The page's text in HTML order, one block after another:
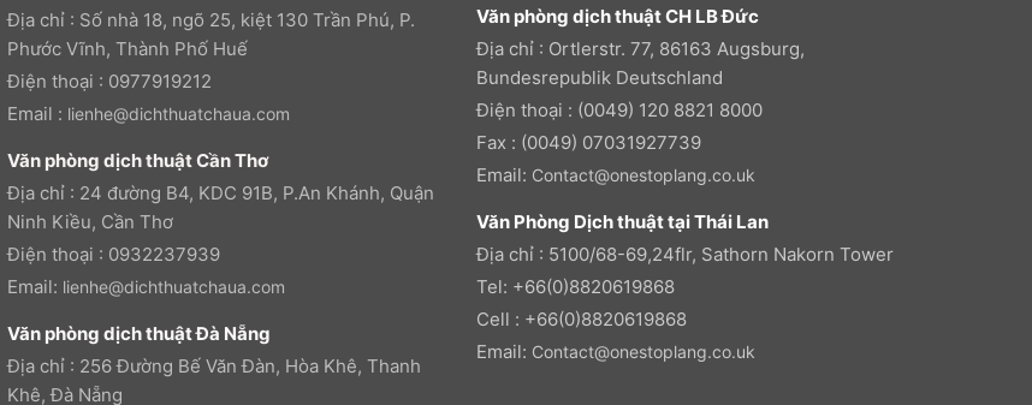
Địa chỉ : Số nhà 18, ngõ 25, kiệt 130 Trần Phú, P.
Phước Vĩnh, Thành Phố Huế
Điện thoại : 0977919212
Email : lienhe@dichthuatchaua.com
Văn phòng dịch thuật Cần Thơ
Địa chỉ : 24 đường B4, KDC 91B, P.An Khánh, Quận
Ninh Kiều, Cần Thơ
Điện thoại : 0932237939
Email: lienhe@dichthuatchaua.com
Văn phòng dịch thuật Đà Nẵng
Địa chỉ : 256 Đường Bế Văn Đàn, Hòa Khê, Thanh
Khê, Đà Nẵng
Văn phòng dịch thuật CH LB Đức
Địa chỉ : Ortlerstr. 77, 86163 Augsburg,
Bundesrepublik Deutschland
Điện thoại : (0049) 120 8821 8000
Fax : (0049) 07031927739
Email: Contact@onestoplang.co.uk
Văn Phòng Dịch thuật tại Thái Lan
Địa chỉ : 5100/68-69,24flr, Sathorn Nakorn Tower
Tel: +66(0)8820619868
Cell : +66(0)8820619868
Email: Contact@onestoplang.co.uk